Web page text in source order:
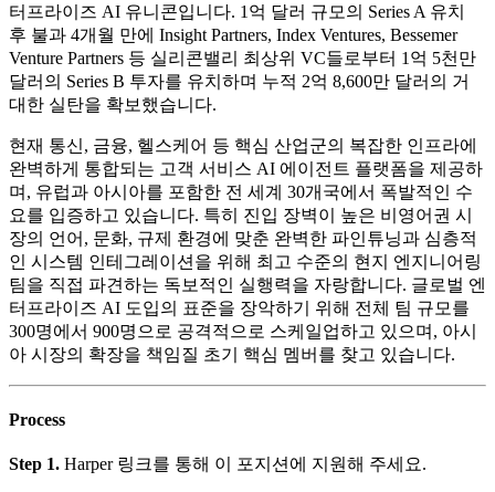
터프라이즈 AI 유니콘입니다. 1억 달러 규모의 Series A 유치
후 불과 4개월 만에 Insight Partners, Index Ventures, Bessemer
Venture Partners 등 실리콘밸리 최상위 VC들로부터 1억 5천만
달러의 Series B 투자를 유치하며 누적 2억 8,600만 달러의 거
대한 실탄을 확보했습니다.
현재 통신, 금융, 헬스케어 등 핵심 산업군의 복잡한 인프라에
완벽하게 통합되는 고객 서비스 AI 에이전트 플랫폼을 제공하
며, 유럽과 아시아를 포함한 전 세계 30개국에서 폭발적인 수
요를 입증하고 있습니다. 특히 진입 장벽이 높은 비영어권 시
장의 언어, 문화, 규제 환경에 맞춘 완벽한 파인튜닝과 심층적
인 시스템 인테그레이션을 위해 최고 수준의 현지 엔지니어링
팀을 직접 파견하는 독보적인 실행력을 자랑합니다. 글로벌 엔
터프라이즈 AI 도입의 표준을 장악하기 위해 전체 팀 규모를
300명에서 900명으로 공격적으로 스케일업하고 있으며, 아시
아 시장의 확장을 책임질 초기 핵심 멤버를 찾고 있습니다.
Process
Step 1. Harper 링크를 통해 이 포지션에 지원해 주세요.